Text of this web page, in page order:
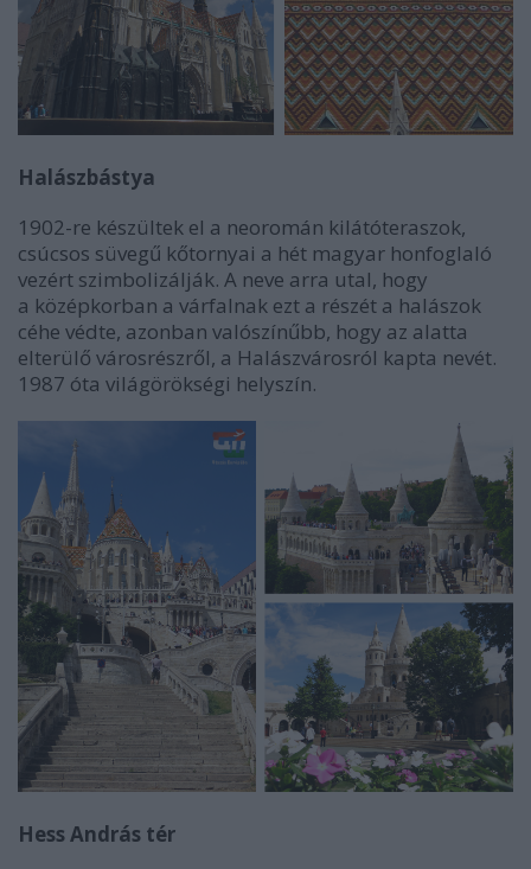
Halászbástya
1902-re készültek el a neoromán kilátóteraszok,
csúcsos süvegű kőtornyai a hét magyar honfoglaló
vezért szimbolizálják. A neve arra utal, hogy
a középkorban a várfalnak ezt a részét a halászok
céhe védte, azonban valószínűbb, hogy az alatta
elterülő városrészről, a Halászvárosról kapta nevét.
1987 óta világörökségi helyszín.
Hess András tér